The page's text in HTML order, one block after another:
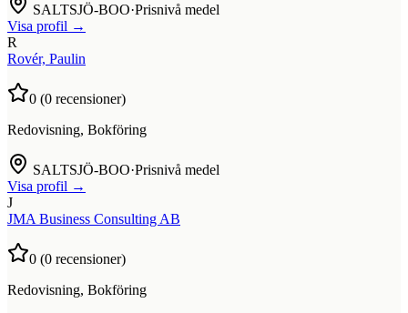
SALTSJÖ-BOO·Prisnivå medel
Visa profil →
R
Rovér, Paulin
0 (0 recensioner)
Redovisning, Bokföring
SALTSJÖ-BOO·Prisnivå medel
Visa profil →
J
JMA Business Consulting AB
0 (0 recensioner)
Redovisning, Bokföring